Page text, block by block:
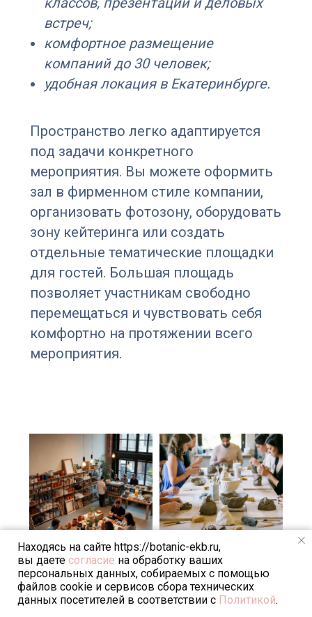
Находясь на сайте https://botanic-ekb.ru,
вы даете согласие на обработку ваших
персональных данных, собираемых с помощью
файлов cookie и сервисов сбора технических
данных посетителей в соответствии с Политикой.
встреч;
комфортное размещение
компаний до 30 человек;
удобная локация в Екатеринбурге.
Пространство легко адаптируется
под задачи конкретного
мероприятия. Вы можете оформить
зал в фирменном стиле компании,
организовать фотозону, оборудовать
зону кейтеринга или создать
отдельные тематические площадки
для гостей. Большая площадь
позволяет участникам свободно
перемещаться и чувствовать себя
комфортно на протяжении всего
мероприятия.
Ботаник — студия
креативного